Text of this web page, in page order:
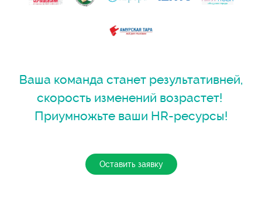
Ваша команда станет результативней,
скорость изменений возрастет!
Приумножьте ваши HR-ресурсы!
Оставить заявку